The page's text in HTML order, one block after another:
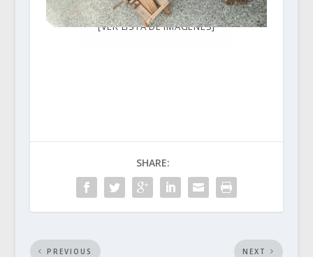
[VER LISTA DE IMÁGENES]
SHARE:
PREVIOUS NEXT